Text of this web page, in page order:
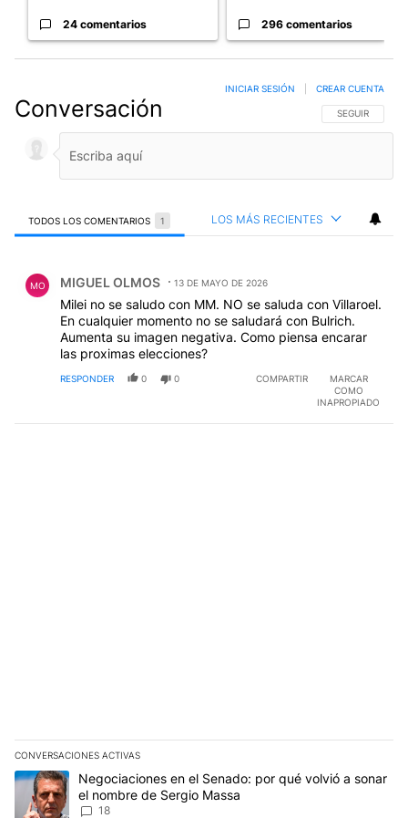
24 comentarios 296 comentarios
Conversación SIGA ESTA
SEGUIR
INICIAR SESIÓN CREAR CUENTA
TODOS LOS COMENTARIOS 1 LOS MÁS RECIENTES
MO MIGUEL OLMOS 13 DE MAYO DE 2026
Milei no se saludo con MM. NO se saluda con Villaroel.
En cualquier momento no se saludará con Bulrich.
Aumenta su imagen negativa. Como piensa encarar
las proximas elecciones?
RESPONDER 0 0 COMPARTIR
MARCAR
COMO
INAPROPIADO
CONVERSACIONES ACTIVAS
Este listado muestra los artículos con más comentarios en los
Un artículo de tendencia con el título "Negociaciones en el
Negociaciones en el Senado: por qué volvió a sonar
el nombre de Sergio Massa
18